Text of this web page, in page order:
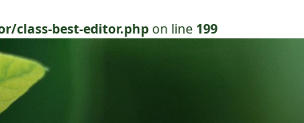
class-best-editor.php on line 199